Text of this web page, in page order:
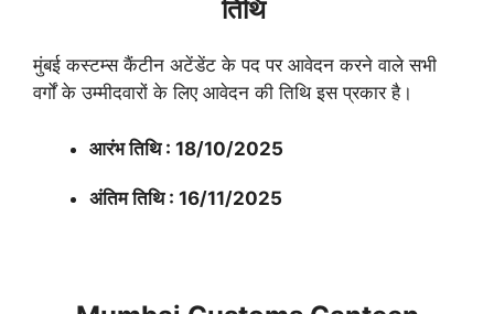
तिथि
मुंबई कस्टम्स कैंटीन अटेंडेंट के पद पर आवेदन करने वाले सभी
वर्गों के उम्मीदवारों के लिए आवेदन की तिथि इस प्रकार है।
आरंभ तिथि : 18/10/2025
अंतिम तिथि : 16/11/2025